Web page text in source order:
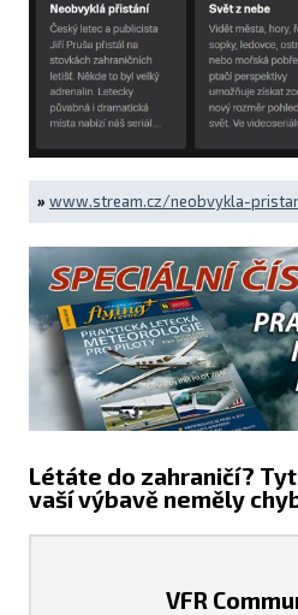
» www.stream.cz/neobvykla-
Létáte do zahraničí?
vaší výbavě neměly
VFR